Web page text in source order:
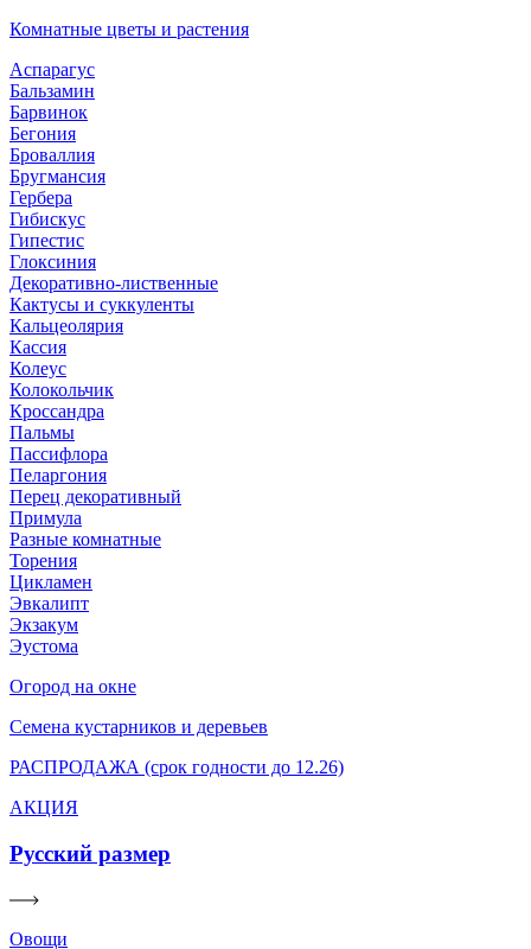
Комнатные цветы и растения
Аспарагус
Бальзамин
Барвинок
Бегония
Броваллия
Бругмансия
Гербера
Гибискус
Гипестис
Глоксиния
Декоративно-лиственные
Кактусы и суккуленты
Кальцеолярия
Кассия
Колеус
Колокольчик
Кроссандра
Пальмы
Пассифлора
Пеларгония
Перец декоративный
Примула
Разные комнатные
Торения
Цикламен
Эвкалипт
Экзакум
Эустома
Огород на окне
Семена кустарников и деревьев
РАСПРОДАЖА (срок годности до 12.26)
АКЦИЯ
Русский размер
Овощи